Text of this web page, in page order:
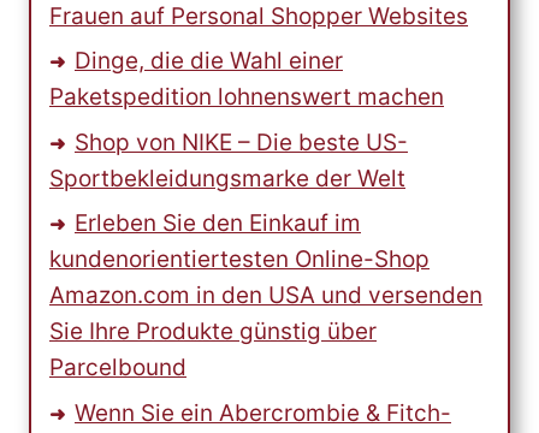
Frauen auf Personal Shopper Websites
Dinge, die die Wahl einer
Paketspedition lohnenswert machen
Shop von NIKE – Die beste US-
Sportbekleidungsmarke der Welt
Erleben Sie den Einkauf im
kundenorientiertesten Online-Shop
Amazon.com in den USA und versenden
Sie Ihre Produkte günstig über
Parcelbound
Wenn Sie ein Abercrombie & Fitch-